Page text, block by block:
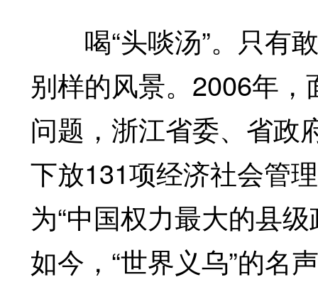
喝“头啖汤”。只有敢
别样的风景。2006年
问题，浙江省委、省政
下放131项经济社会管
为“中国权力最大的县级
如今，“世界义乌”的名